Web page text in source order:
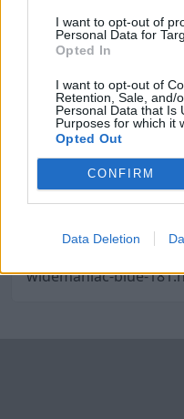
I want to opt-out of
Personal Data for
Opted In
I want to opt-out of
Retention, Sale, and/
Personal Data that Is
Purposes for which it
Opted Out
CONFIRM
Data Deletion
Street Cars Fest
Top Ten Outstanding
ÖVRIGT
Till Salu
http://
widemaniac-blue-